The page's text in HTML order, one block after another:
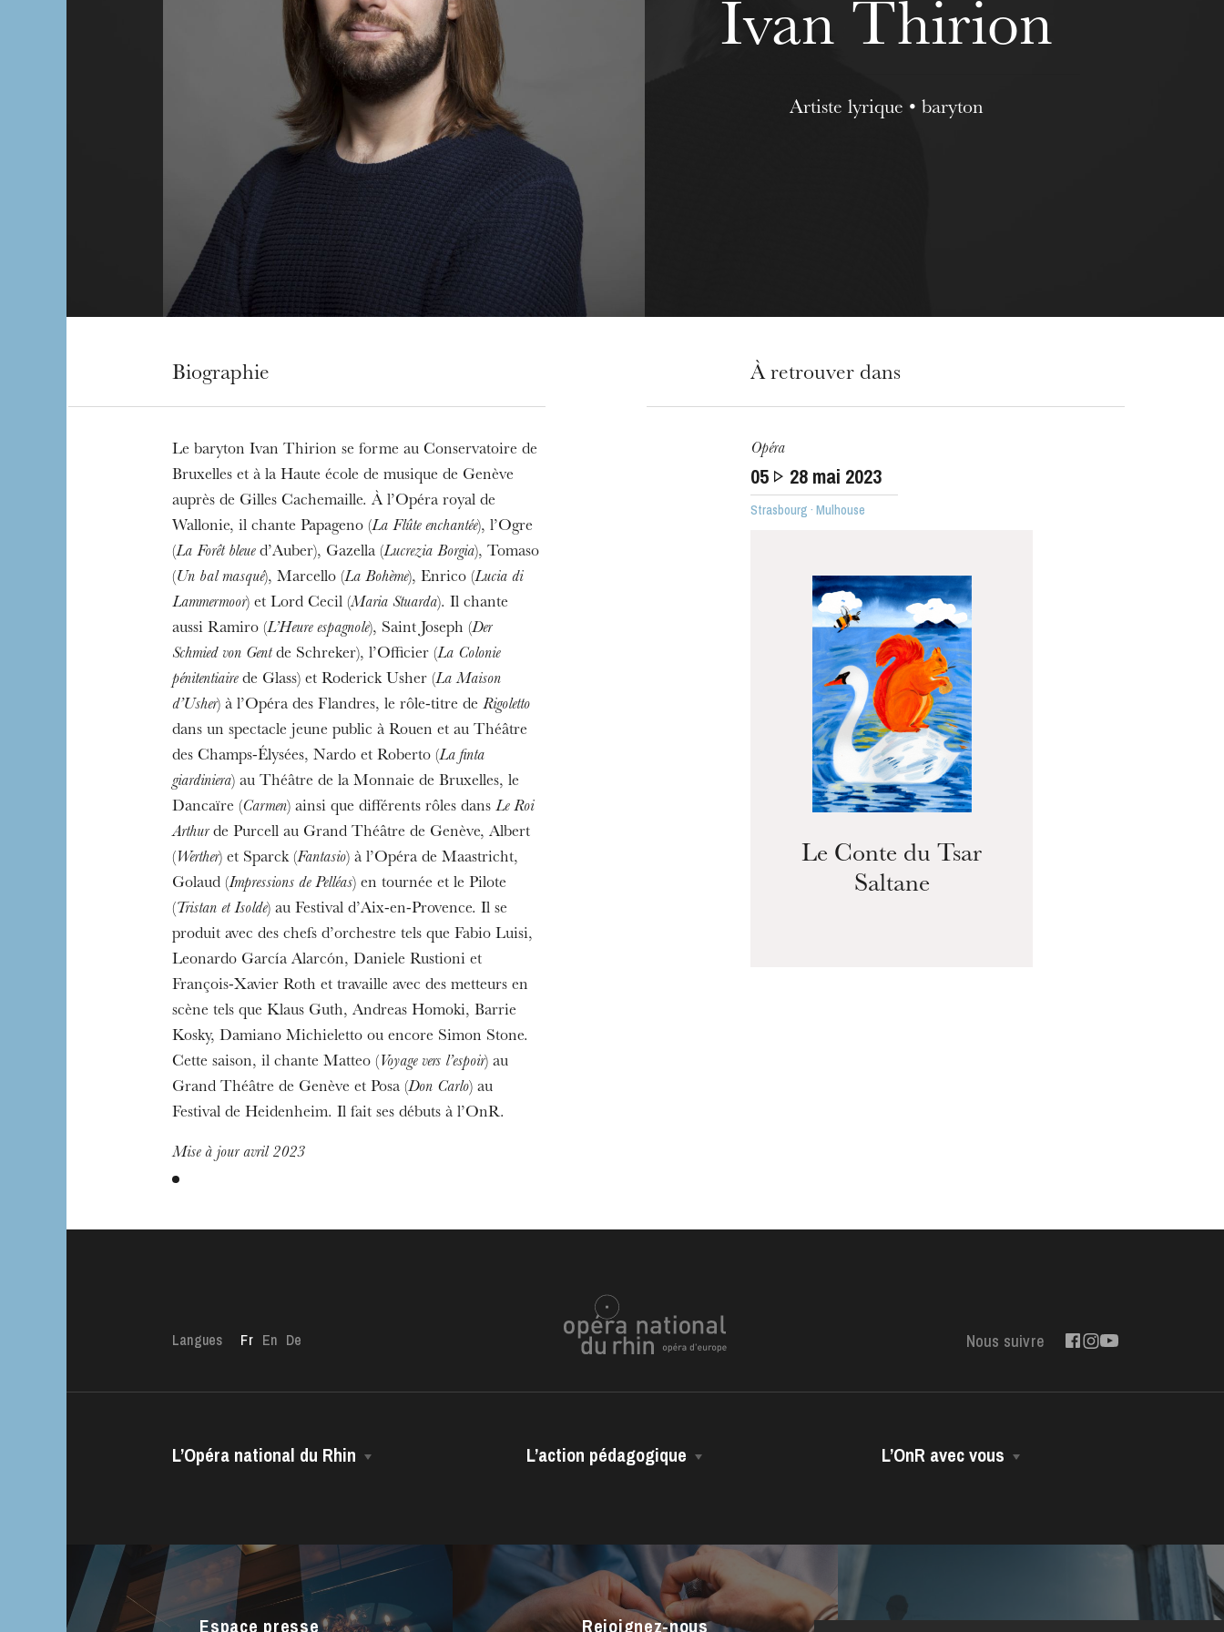
L’OnR avec vous
Visites de l’Opéra de
Strasbourg
Visites de l’Opéra de
Strasbourg
MERCREDI
19
Ivan Thirion
Artiste lyrique • baryton
Biographie
Le baryton Ivan Thirion se forme au Conservatoire de
Bruxelles et à la Haute école de musique de Genève
auprès de Gilles Cachemaille. À l’Opéra royal de
Wallonie, il chante Papageno (La Flûte enchantée), l’Ogre
(La Forêt bleued’Auber), Gazella (Lucrezia Borgia), Tomaso
(Un bal masqué), Marcello (La Bohème), Enrico (Lucia di
Lammermoor) et Lord Cecil (Maria Stuarda). Il chante
aussi Ramiro (L’Heure espagnole), Saint Joseph (Der
Schmied von Gentde Schreker), l’Officier (La Colonie
pénitentiairede Glass) et Roderick Usher (La Maison
d’Usher) à l’Opéra des Flandres, le rôle-titre de Rigoletto
dans un spectacle jeune public à Rouen et au Théâtre
des Champs-Élysées, Nardo et Roberto (La finta
giardiniera) au Théâtre de la Monnaie de Bruxelles, le
Dancaïre (Carmen) ainsi que différents rôles dans Le Roi
Arthurde Purcell au Grand Théâtre de Genève, Albert
( Werther) et Sparck (Fantasio) à l’Opéra de Maastricht,
Golaud (Impressions de Pelléas) en tournée et le Pilote
(Tristan et Isolde) au Festival d’Aix-en-Provence. Il se
produit avec des chefs d’orchestre tels que Fabio Luisi,
Leonardo García Alarcón, Daniele Rustioni et
François-Xavier Roth et travaille avec des metteurs en
scène tels que Klaus Guth, Andreas Homoki, Barrie
Kosky, Damiano Michieletto ou encore Simon Stone.
Cette saison, il chante Matteo ( Voyage vers l’espoir) au
Grand Théâtre de Genève et Posa (Don Carlo) au
Festival de Heidenheim. Il fait ses débuts à l’OnR.
Mise à jour avril 2023
À retrouver dans
Opéra
05 28 mai 2023
Strasbourg · Mulhouse
Le Conte du Tsar
Saltane
Langues Fr En De Nous suivre
L’Opéra national du Rhin
Direction Générale
Le CCN • Ballet de l’Opéra national
L’action pédagogique
Les ressources pédagogiques
Les vidéos métiers
L’OnR avec vous
Opéra-Bus
Espace presse Rejoignez-nous Contact